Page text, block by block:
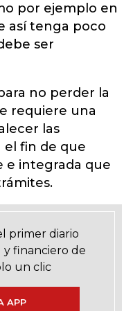
por ejemplo en
así tenga poco
ser
no perder la
requiere una
las
el fin de que
e integrada que
primer diario
y financiero de
un clic
APP